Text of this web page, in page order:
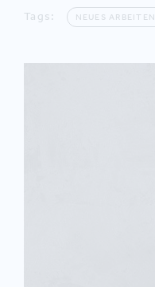
Tags: NEUES ARBEITEN